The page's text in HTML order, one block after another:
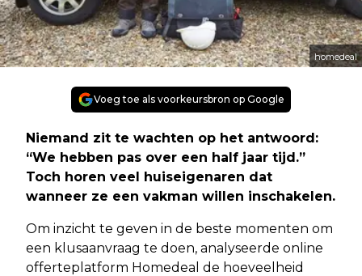
homedeal
Voeg toe als voorkeursbron op Google
Niemand zit te wachten op het antwoord:
“We hebben pas over een half jaar tijd.”
Toch horen veel huiseigenaren dat
wanneer ze een vakman willen inschakelen.
Om inzicht te geven in de beste momenten om
een klusaanvraag te doen, analyseerde online
offerteplatform Homedeal de hoeveelheid